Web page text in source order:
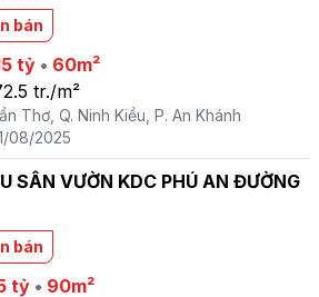
bán
tỷ • 60m²
tr./m²
Thơ, Q. Ninh Kiều, P. An Khánh
08/2025
SÂN VƯỜN KDC PHÚ AN ĐƯỜNG
bán
tỷ • 90m²